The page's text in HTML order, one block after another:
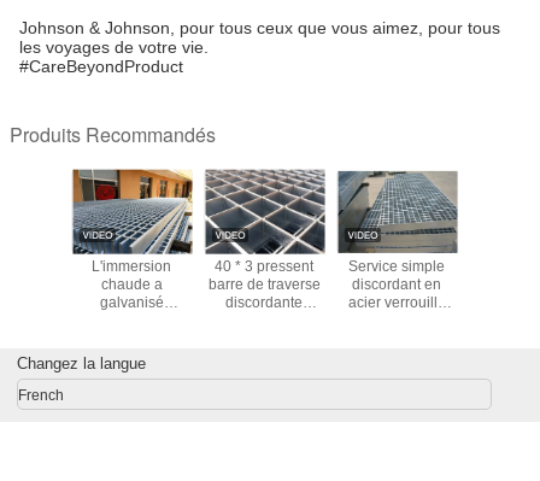
Johnson & Johnson, pour tous ceux que vous aimez, pour tous
les voyages de votre vie.
#CareBeyondProduct
Produits Recommandés
de
L'immersion
chaude a
galvanisé
par plaine
40 * 3 pressent
barre de traverse
discordante
de plate-forme
Service simple
discordant en
acier verrouillé
couverture de
Changez la langue
French